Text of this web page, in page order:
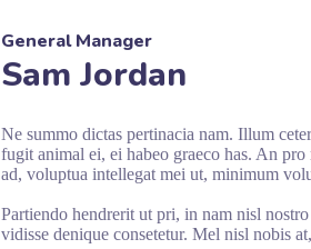
General Manager
Sam Jordan
Ne summo dictas pertinacia nam. Illum
fugit animal ei, ei habeo graeco has. An
ad, voluptua intellegat mei ut, minimum
Partiendo hendrerit ut pri, in nam nisl
vidisse denique consetetur. Mel nisl nobis